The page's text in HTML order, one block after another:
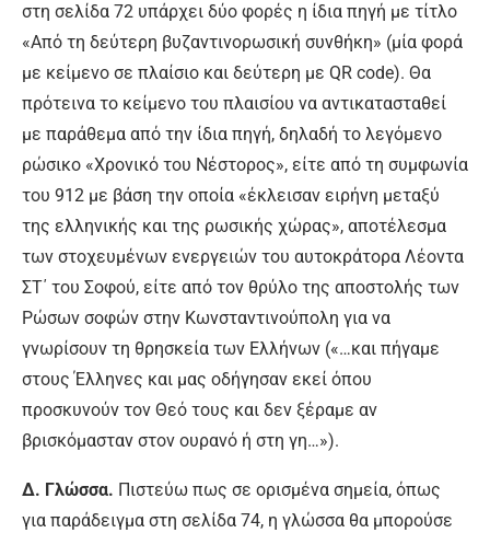
στη σελίδα 72 υπάρχει δύο φορές η ίδια πηγή με τίτλο
«Από τη δεύτερη βυζαντινορωσική συνθήκη» (μία φορά
με κείμενο σε πλαίσιο και δεύτερη με QR code). Θα
πρότεινα το κείμενο του πλαισίου να αντικατασταθεί
με παράθεμα από την ίδια πηγή, δηλαδή το λεγόμενο
ρώσικο «Χρονικό του Νέστορος», είτε από τη συμφωνία
του 912 με βάση την οποία «έκλεισαν ειρήνη μεταξύ
της ελληνικής και της ρωσικής χώρας», αποτέλεσμα
των στοχευμένων ενεργειών του αυτοκράτορα Λέοντα
ΣΤ΄ του Σοφού, είτε από τον θρύλο της αποστολής των
Ρώσων σοφών στην Κωνσταντινούπολη για να
γνωρίσουν τη θρησκεία των Ελλήνων («…και πήγαμε
στους Έλληνες και μας οδήγησαν εκεί όπου
προσκυνούν τον Θεό τους και δεν ξέραμε αν
βρισκόμασταν στον ουρανό ή στη γη…»).
Δ. Γλώσσα. Πιστεύω πως σε ορισμένα σημεία, όπως
για παράδειγμα στη σελίδα 74, η γλώσσα θα μπορούσε